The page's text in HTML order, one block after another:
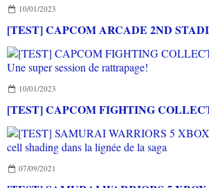
10/01/2023
10/01/2023
07/09/2021